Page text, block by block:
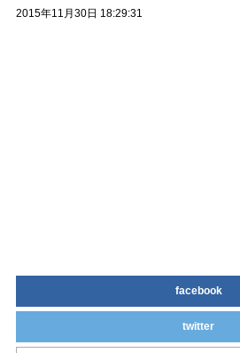
2015年11月30日 18:29:31
facebook
twitter